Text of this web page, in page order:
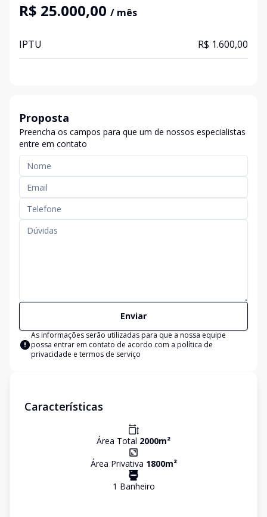
R$ 25.000,00 / mês
IPTU R$ 1.600,00
Proposta
Preencha os campos para que um de nossos especialistas
entre em contato
Enviar
As informações serão utilizadas para que a nossa equipe
possa entrar em contato de acordo com a política de
privacidade e termos de serviço
Características
Área Total 2000m²
Área Privativa 1800m²
1 Banheiro